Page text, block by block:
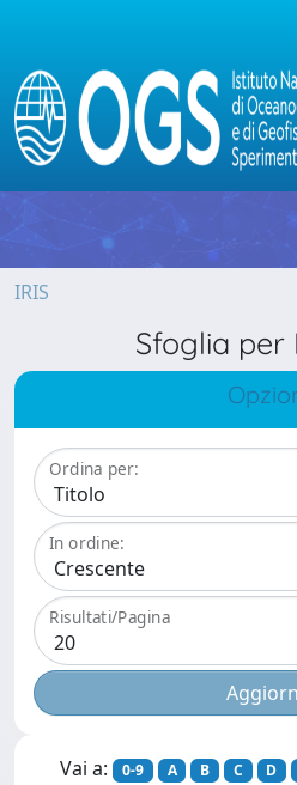
IRIS
Sfoglia per
Ordina per:
In ordine:
Risultati/Pagina
Vai a: 0-9 A B C D